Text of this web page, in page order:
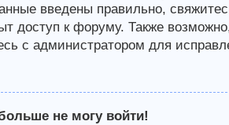
введены правильно,
доступ к форуму. Также
с администратором для
не могу войти!